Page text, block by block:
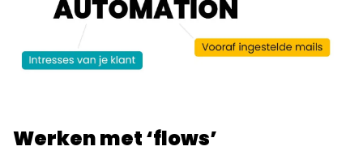
Werken met ‘flows’